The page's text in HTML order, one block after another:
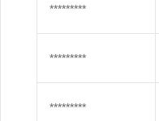
*********
*********
*********